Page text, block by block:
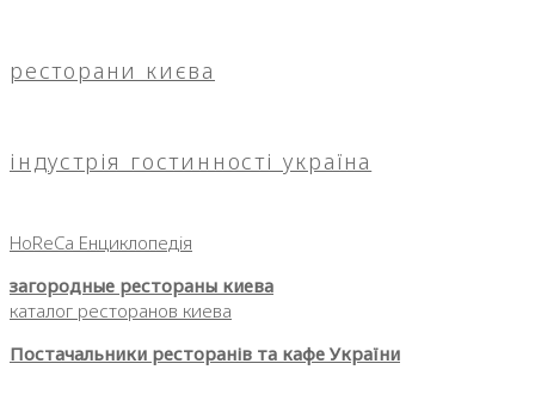
ресторани києва
індустрія гостинності україна
HoReCa Енциклопедія
загородные рестораны киева
каталог ресторанов киева
Постачальники ресторанів та кафе України